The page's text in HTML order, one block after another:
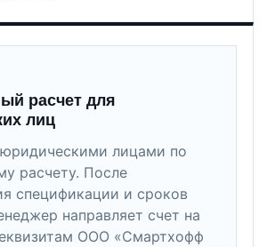
расчет для
лиц
лицами по
расчету. После
спецификации и сроков
направляет счет на
ООО «Смартхофф